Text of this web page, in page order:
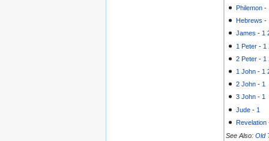
Philemon -
Hebrews -
James -1
1 Peter - 1
2 Peter - 1
1 John - 1
2 John - 1
3 John -1
Jude - 1
Revelation
See Also: Old